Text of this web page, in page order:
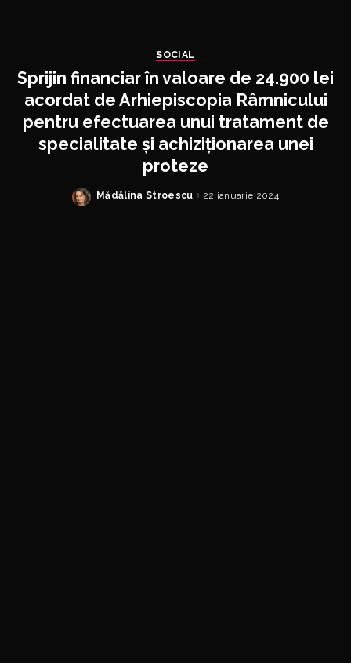
SOCIAL
Sprijin financiar în valoare de 24.900 lei
acordat de Arhiepiscopia Râmnicului
pentru efectuarea unui tratament de
specialitate și achiziționarea unei
proteze
Posted
Mădălina Stroescu 22 ianuarie 2024